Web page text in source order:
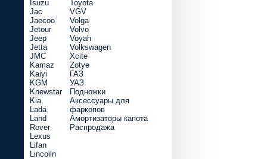
Isuzu
Jac
Jaecoo
Jetour
Jeep
Jetta
JMC
Kamaz
Kaiyi
KGM
Knewstar
Kia
Lada
Land
Rover
Lexus
Lifan
Lincoiln
Toyota
VGV
Volga
Volvo
Voyah
Volkswagen
Xcite
Zotye
ГАЗ
УАЗ
Подножки
Аксессуары для
фаркопов
Амортизаторы капота
Распродажа